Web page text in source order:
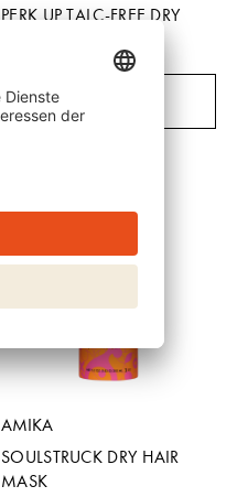
PERK UP TALC-FREE DRY
ANSEHEN
AMIKA
SOULSTRUCK DRY HAIR
MASK